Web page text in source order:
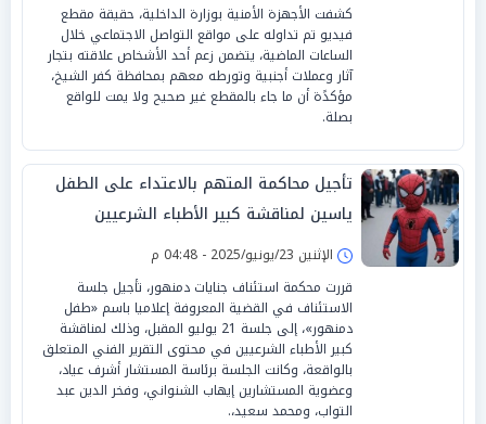
كشفت الأجهزة الأمنية بوزارة الداخلية، حقيقة مقطع
فيديو تم تداوله على مواقع التواصل الاجتماعي خلال
الساعات الماضية، يتضمن زعم أحد الأشخاص علاقته بتجار
آثار وعملات أجنبية وتورطه معهم بمحافظة كفر الشيخ،
مؤكدًة أن ما جاء بالمقطع غير صحيح ولا يمت للواقع
بصلة.
تأجيل محاكمة المتهم بالاعتداء على الطفل
ياسين لمناقشة كبير الأطباء الشرعيين
الإثنين 23/يونيو/2025 - 04:48 م
قررت محكمة استئناف جنايات دمنهور، تأجيل جلسة
الاستئناف في القضية المعروفة إعلاميا باسم «طفل
دمنهور»، إلى جلسة 21 يوليو المقبل، وذلك لمناقشة
كبير الأطباء الشرعيين في محتوى التقرير الفني المتعلق
بالواقعة، وكانت الجلسة برئاسة المستشار أشرف عياد،
وعضوية المستشارين إيهاب الشنواني، وفخر الدين عبد
التواب، ومحمد سعيد،.